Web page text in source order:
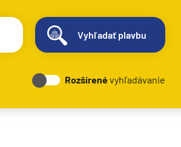
Vyhľadať plavbu
Rozšírenévyhľadávanie